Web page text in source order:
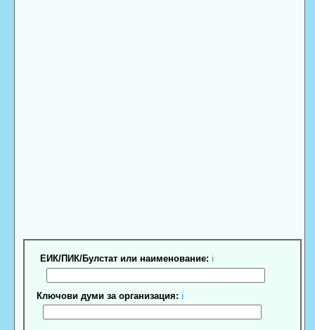
ЕИК/ПИК/Булстат или наименование: ℹ
Ключови думи за организация: ℹ